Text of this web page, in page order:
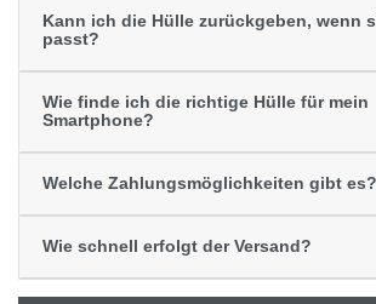
Kann ich die Hülle zurückgeben, wenn
passt?
Wie finde ich die richtige Hülle für mein
Smartphone?
Welche Zahlungsmöglichkeiten gibt es?
Wie schnell erfolgt der Versand?